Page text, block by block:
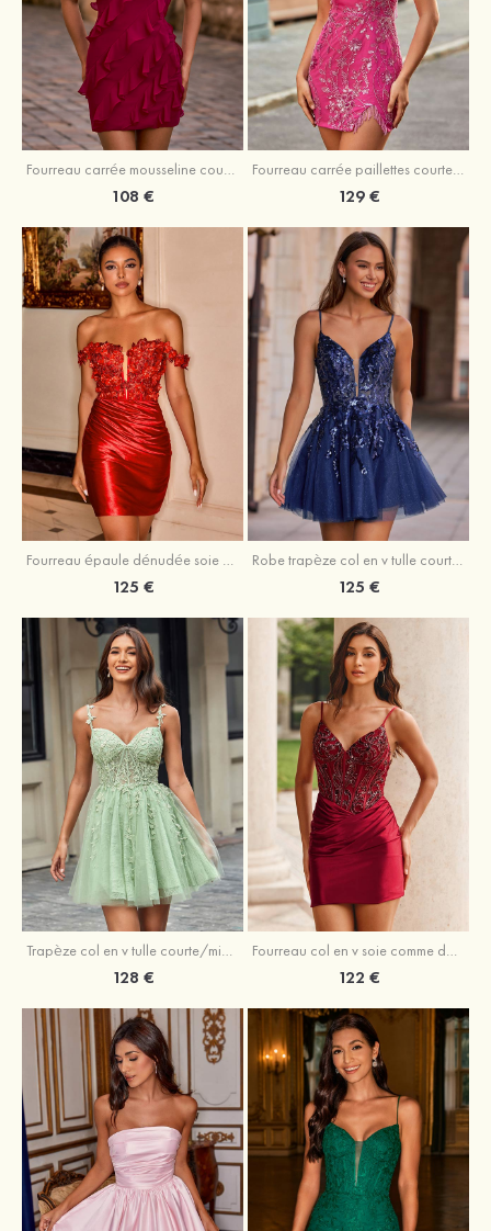
Fourreau carrée mousseline courte/mini robe de fête de la rentré avec volants
108 €
Fourreau carrée paillettes courte/mini robe de fête de la rentrée
129 €
Fourreau épaule dénudée soie comme du satin courte/mini robe de fête de la rentrée
125 €
Robe trapèze col en v tulle courte/mini robe de fête de la rentrée avec poches paillettes
125 €
Trapèze col en v tulle courte/mini robe de fête de la rentrée avec perles
128 €
Fourreau col en v soie comme du satin courte/mini robe de fête de la rentrée avec paillettes
122 €